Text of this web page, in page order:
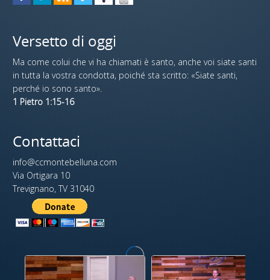
Versetto di oggi
Ma come colui che vi ha chiamati è santo, anche voi siate santi
in tutta la vostra condotta, poiché sta scritto: «Siate santi,
perché io sono santo».
1 Pietro 1:15-16
Contattaci
info@ccmontebelluna.com
Via Ortigara 10
Trevignano, TV 31040